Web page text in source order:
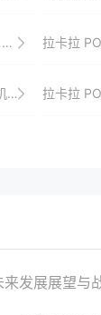
拉卡拉 POS 机
拉卡拉 POS 机
发展展望与